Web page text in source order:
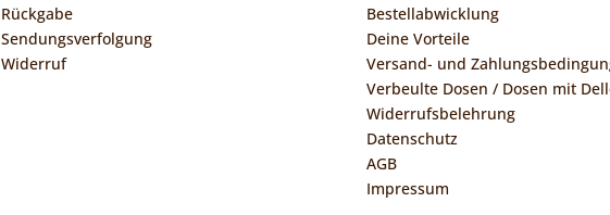
Rückgabe
Sendungsverfolgung
Widerruf
Bestellabwicklung
Deine Vorteile
Versand- und
Verbeulte Dosen / Dosen mit
Widerrufsbelehrung
Datenschutz
AGB
Impressum